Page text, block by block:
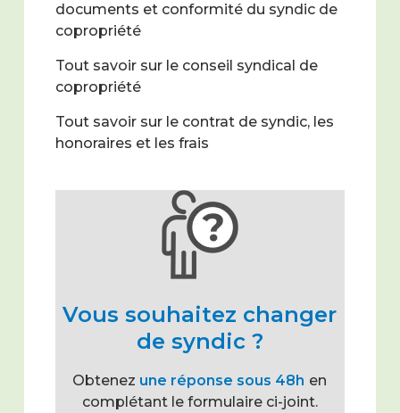
documents et conformité du syndic de
copropriété
Tout savoir sur le conseil syndical de
copropriété
Tout savoir sur le contrat de syndic, les
honoraires et les frais
Vous souhaitez changer
de syndic ?
Obtenez une réponse sous 48h en
complétant le formulaire ci-joint.